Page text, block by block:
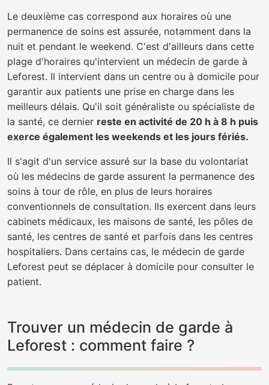
Le deuxième cas correspond aux horaires où une
permanence de soins est assurée, notamment dans la
nuit et pendant le weekend. C'est d'ailleurs dans cette
plage d'horaires qu'intervient un médecin de garde à
Leforest. Il intervient dans un centre ou à domicile pour
garantir aux patients une prise en charge dans les
meilleurs délais. Qu'il soit généraliste ou spécialiste de
la santé, ce dernier reste en activité de 20 h à 8 h puis
exerce également les weekends et les jours fériés.
Il s'agit d'un service assuré sur la base du volontariat
où les médecins de garde assurent la permanence des
soins à tour de rôle, en plus de leurs horaires
conventionnels de consultation. Ils exercent dans leurs
cabinets médicaux, les maisons de santé, les pôles de
santé, les centres de santé et parfois dans les centres
hospitaliers. Dans certains cas, le médecin de garde
Leforest peut se déplacer à domicile pour consulter le
patient.
Trouver un médecin de garde à
Leforest : comment faire ?